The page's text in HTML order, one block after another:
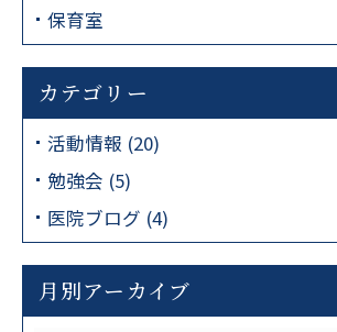
保育室
カテゴリー
活動情報 (20)
勉強会 (5)
医院ブログ (4)
月別アーカイブ